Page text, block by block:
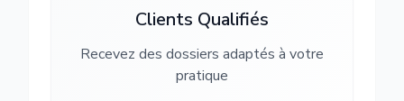
Clients Qualifiés
Recevez des dossiers adaptés à votre
pratique